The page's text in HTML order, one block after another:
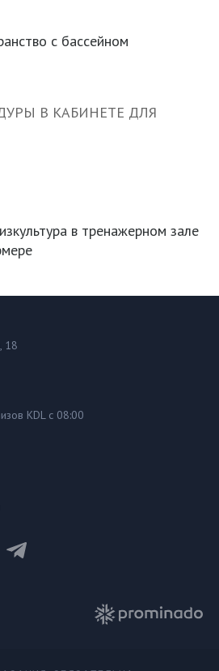
с бассейном
В КАБИНЕТЕ ДЛЯ
в тренажерном зале
18
KDL с 08:00